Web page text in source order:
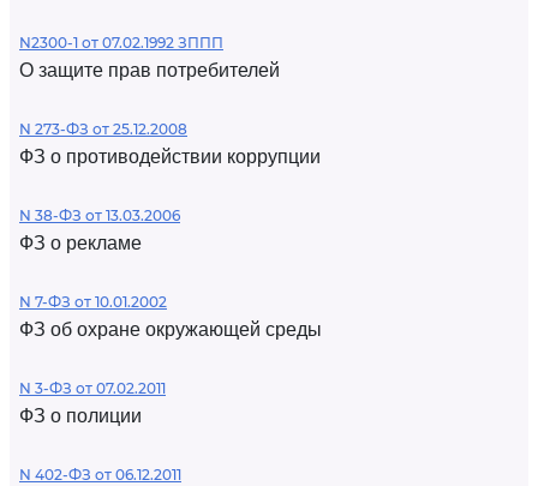
N2300-1 от 07.02.1992 ЗППП
О защите прав потребителей
N 273-ФЗ от 25.12.2008
ФЗ о противодействии коррупции
N 38-ФЗ от 13.03.2006
ФЗ о рекламе
N 7-ФЗ от 10.01.2002
ФЗ об охране окружающей среды
N 3-ФЗ от 07.02.2011
ФЗ о полиции
N 402-ФЗ от 06.12.2011